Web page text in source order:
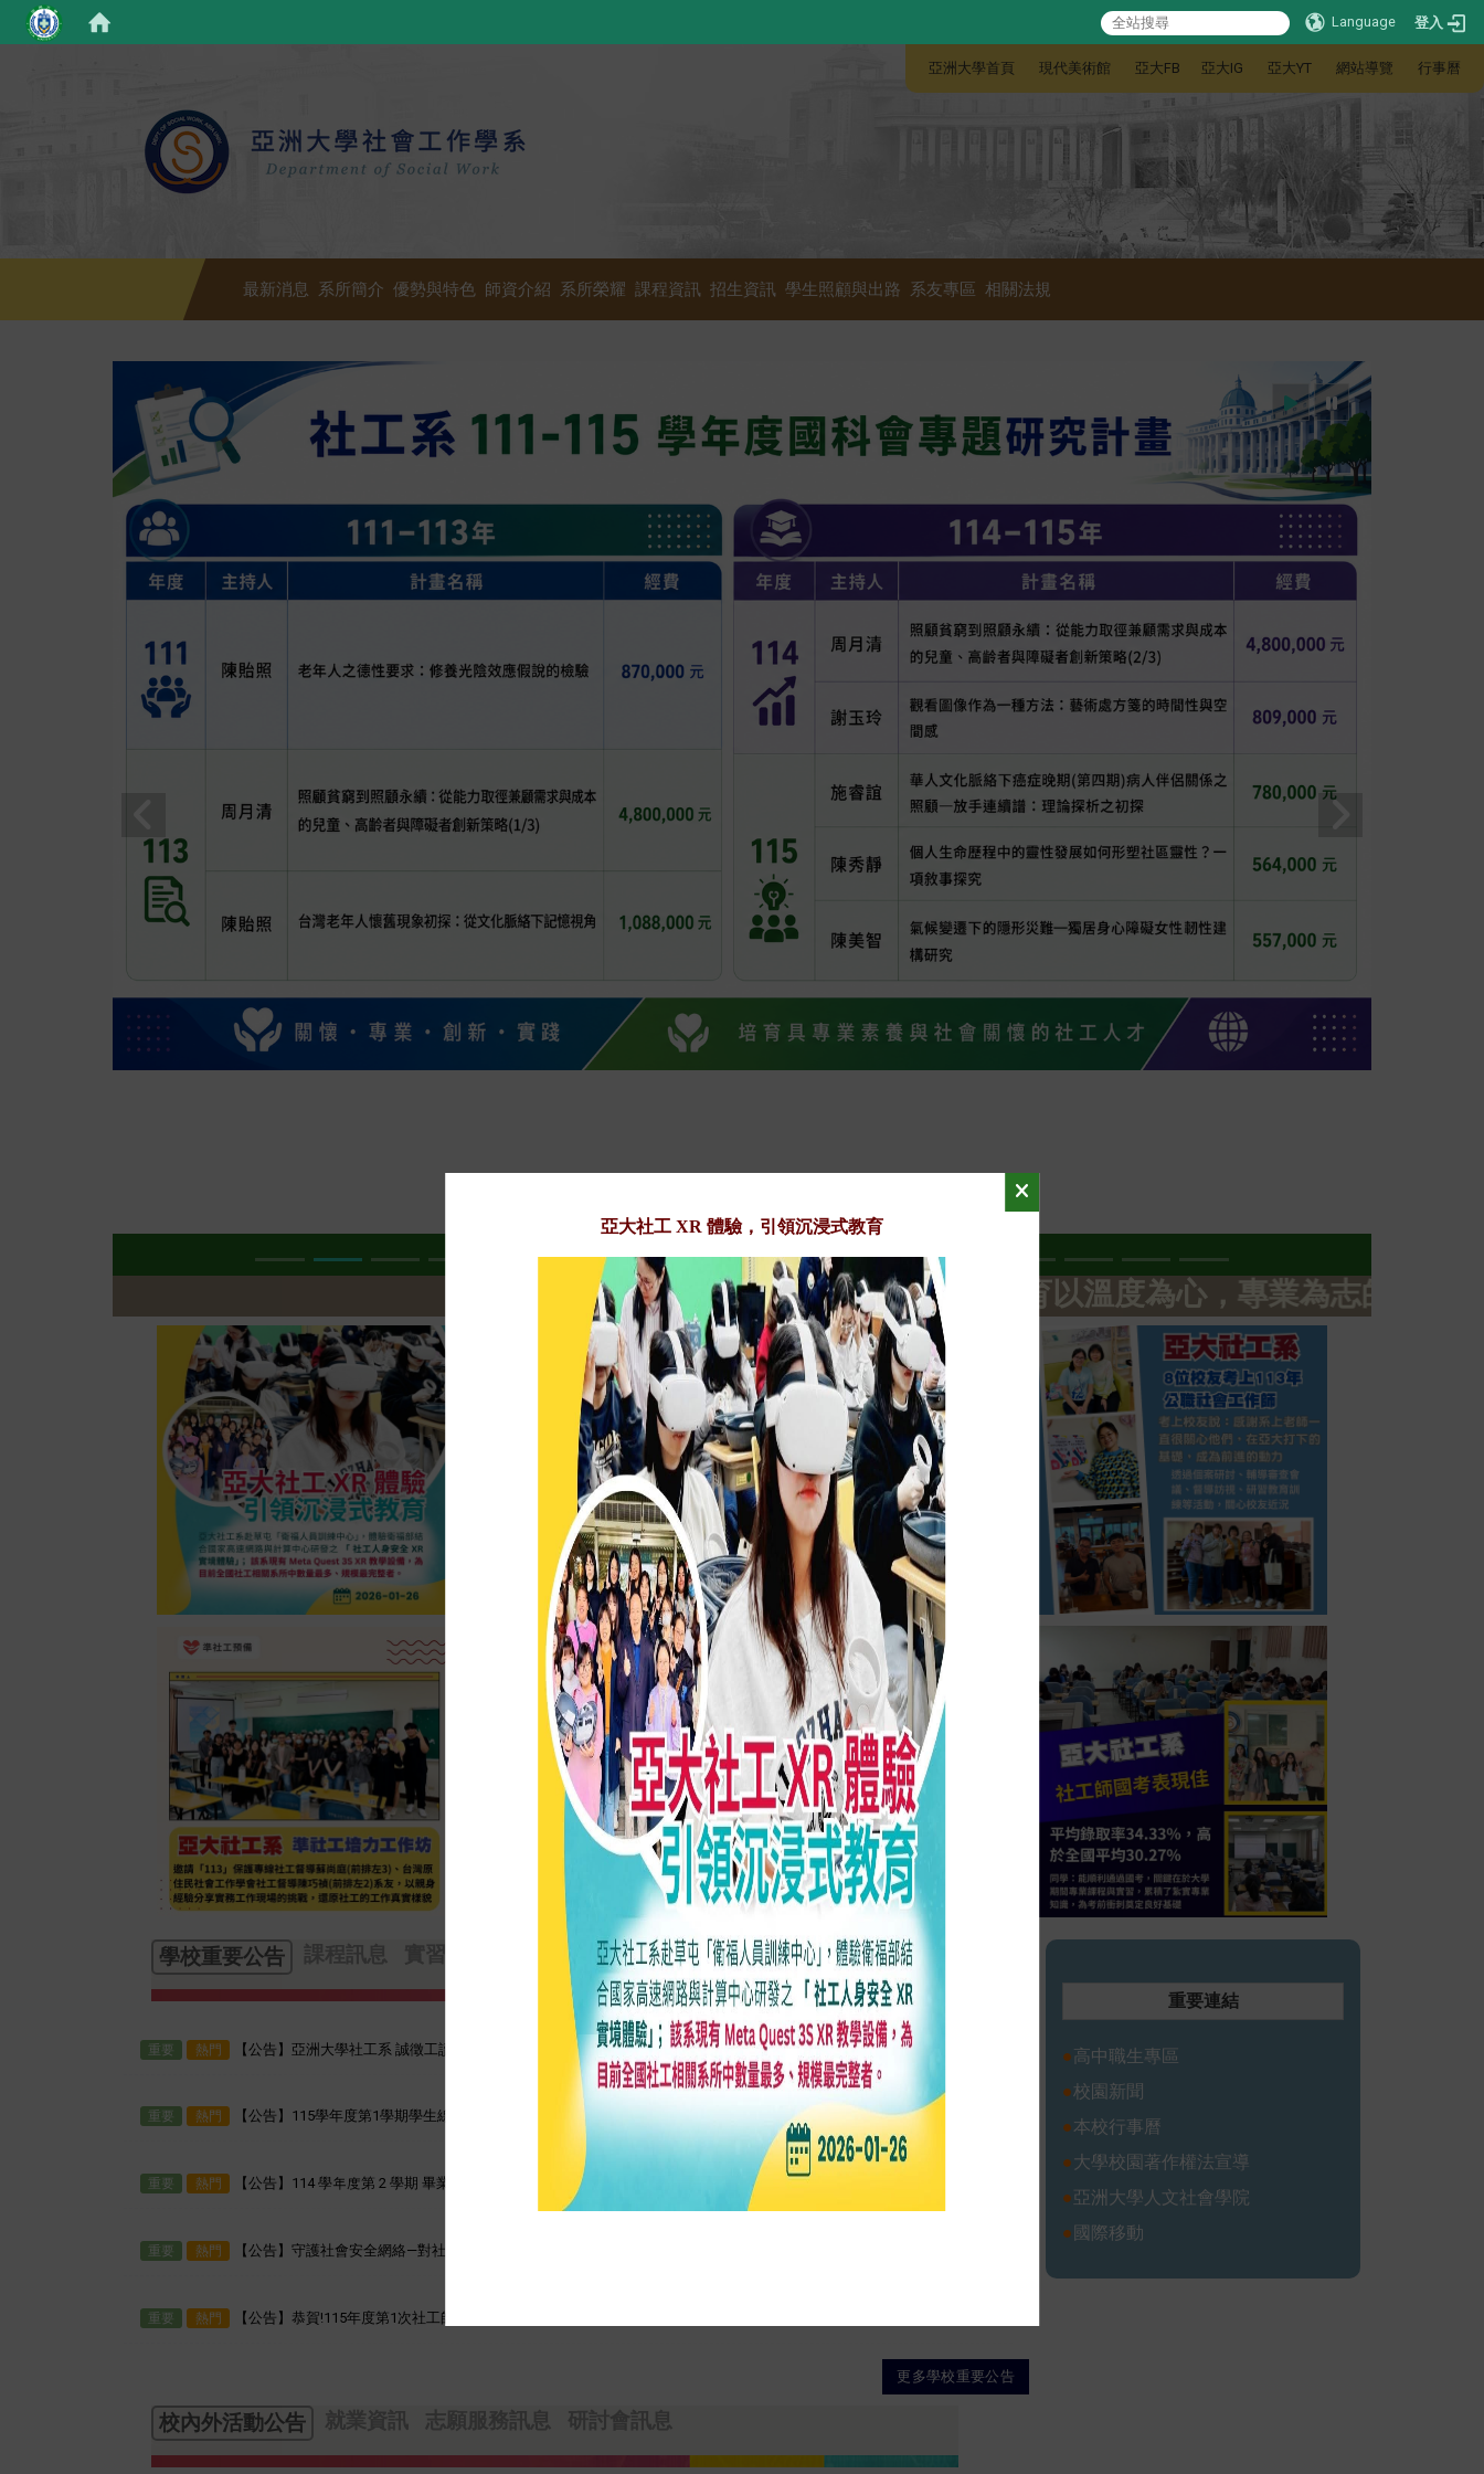
Language 登入
亞洲大學首頁 現代美術館 亞大FB 亞大IG 亞大YT 網站導覽 行事曆
最新消息 系所簡介 優勢與特色 師資介紹 系所榮耀 課程資訊 招生資訊 學生照顧與出路 系友專區 相關法規
♡ 培育以溫度為心，專業為志的社會工作人才
學校重要公告 課程訊息 實習公告 修業規則 表單下載 高中職專區
重要 熱門 【公告】亞洲大學社工系 誠徵工讀生 2026-07-22
重要 熱門 【公告】115學年度第1學期學生線上辦理【延修】、【選課】、【繳費】公告 2026-06-23
重要 熱門 【公告】114 學年度第 2 學期 畢業資格審查、離校程序與學位證書領取公告
重要 熱門 【公告】守護社會安全網絡—對社工專業角色之聲明
重要 熱門 【公告】恭賀!115年度第1次社工師專技高考榜單
更多學校重要公告
校內外活動公告 就業資訊 志願服務訊息 研討會訊息
重要連結
●高中職生專區
●校園新聞
●本校行事曆
●大學校園著作權法宣導
●亞洲大學人文社會學院
● 國際移動
亞大社工 XR 體驗，引領沉浸式教育